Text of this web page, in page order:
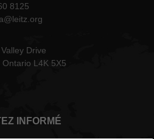
8125
Drive
Ontario L4K 5X5
INFORMÉ